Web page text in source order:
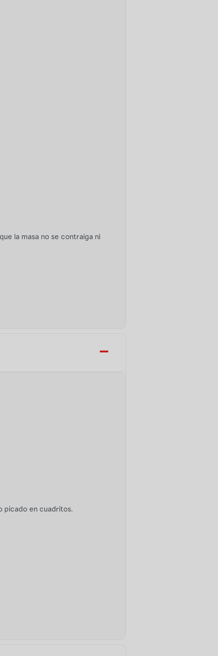
la masa no se contraiga ni
picado en cuadritos.